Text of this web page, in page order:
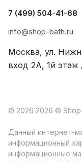
7 (499) 504-41-68
info@shop-bath.ru
Москва, ул.
вход 2A, 1й этаж
© 2026 2026 ©
Данный интернет-
информационный
информационные